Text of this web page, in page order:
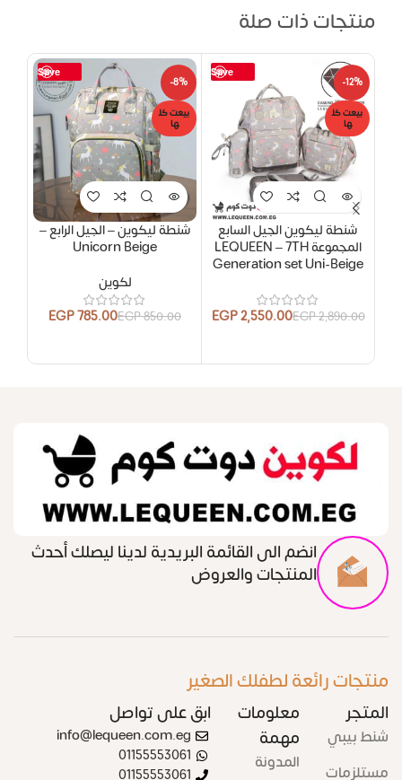
منتجات ذات صلة
Save
-12%
بيعت كل
ها
شنطة ليكوين الجيل السابع
المجموعة LEQUEEN – 7TH
Generation set Uni-Beige
2,890.00
EGP
2,550.00
EGP
Save
-8%
بيعت كل
ها
شنطة ليكوين – الجيل الرابع –
Unicorn Beige
لكوين
850.00
EGP
785.00
EGP
انضم الى القائمة البريدية لدينا ليصلك أحدث
المنتجات والعروض
منتجات رائعة لطفلك الصغير
المتجر
شنط بيبي
مستلزمات
معلومات
مهمة
المدونة
ابق على تواصل
info@lequeen.com.eg
01155553061
01155553061